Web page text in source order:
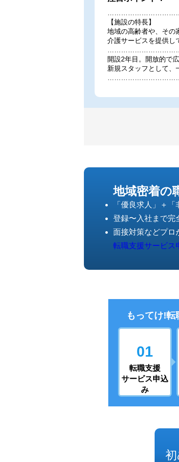
【施設の特長】
地域の高齢者や、その
介護サービスを提供し
開設2年目。開放的で
新規スタッフとして、
地域密着の
「優良求人」＋
登録〜入社まで完
面接対策などプロ
転職支援サービス
もってけ!転
01
転職支援
サービス申込
み